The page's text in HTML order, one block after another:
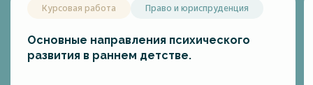
Курсовая работа Право и юриспруденция
Основные направления психического
развития в раннем детстве.